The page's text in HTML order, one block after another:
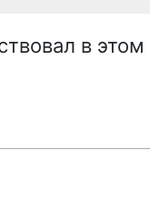
в этом